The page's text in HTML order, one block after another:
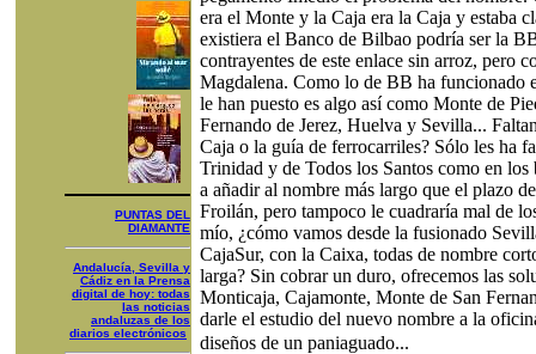
PUNTAS DEL
DIAMANTE
Andalucía, Sevilla y
Cádiz en la Prensa
digital de hoy: todas
las noticias
andaluzas de los
diarios electrónicos
era el Monte y la Caja era la Caja y estaba
existiera el Banco de Bilbao podría ser la
contrayentes de este enlace sin arroz, pero
Magdalena. Como lo de BB ha funcionado
le han puesto es algo así como Monte de
Fernando de Jerez, Huelva y Sevilla...
Caja o la guía de ferrocarriles? Sólo les ha
Trinidad y de Todos los Santos como en
a añadir al nombre más largo que el plazo
Froilán, pero tampoco le cuadraría mal de
mío, ¿cómo vamos desde la fusionado
CajaSur, con la Caixa, todas de nombre
larga? Sin cobrar un duro, ofrecemos las
Monticaja, Cajamonte, Monte de San
darle el estudio del nuevo nombre a la
diseños de un paniaguado...